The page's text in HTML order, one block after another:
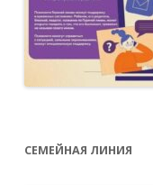
СЕМЕЙНАЯ ЛИНИЯ